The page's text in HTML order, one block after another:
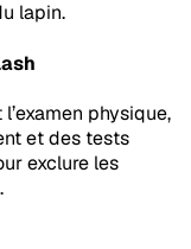
lapin.
physique,
et des tests
exclure les